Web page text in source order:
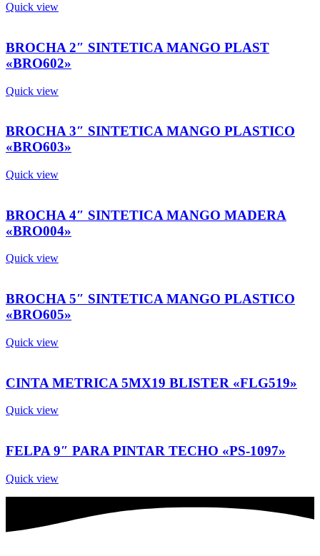
Quick view
BROCHA 2″ SINTETICA MANGO PLAST
«BRO602»
Quick view
BROCHA 3″ SINTETICA MANGO PLASTICO
«BRO603»
Quick view
BROCHA 4″ SINTETICA MANGO MADERA
«BRO004»
Quick view
BROCHA 5″ SINTETICA MANGO PLASTICO
«BRO605»
Quick view
CINTA METRICA 5MX19 BLISTER «FLG519»
Quick view
FELPA 9″ PARA PINTAR TECHO «PS-1097»
Quick view